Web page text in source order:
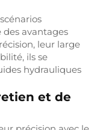
avantages
leur large
ils se
hydrauliques
et de